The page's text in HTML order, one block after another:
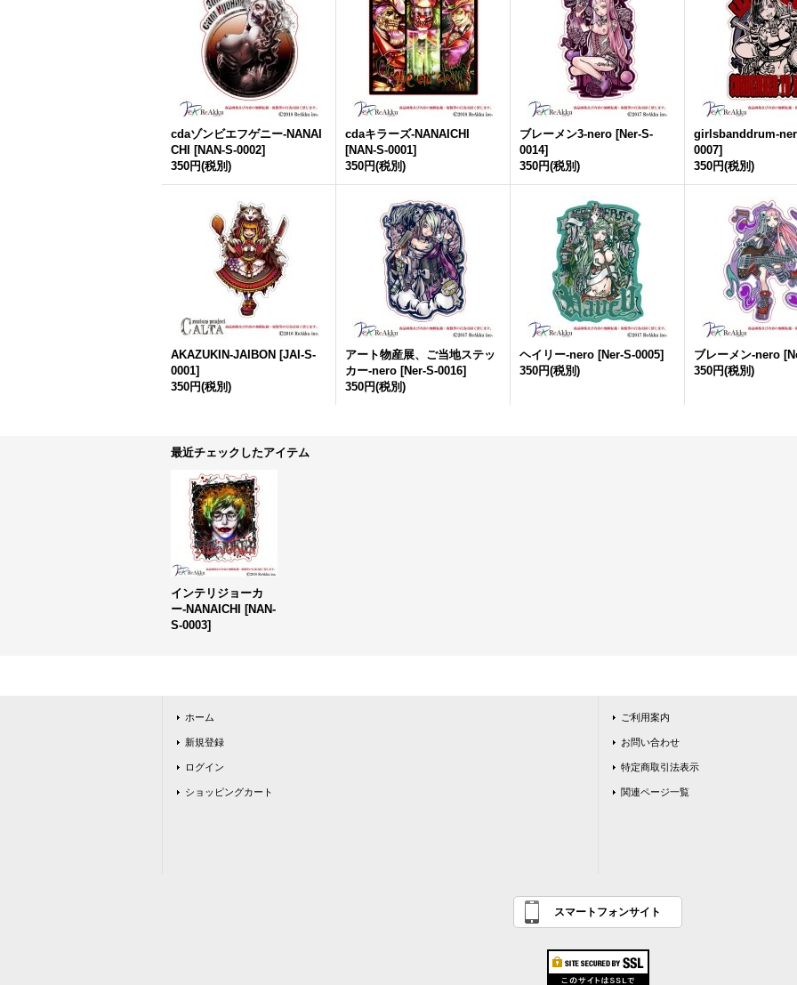
cdaゾンビエフゲニー-NANAI
CHI
[NAN-S-0002]
350円(税別)
cdaキラーズ-NANAICHI
[NAN-S-0001]
350円(税別)
ブレーメン3-nero [Ner-S-
0014]
350円(税別)
girlsbanddrum-
0007]
350円(税別)
AKAZUKIN-JAIBON [JAI-S-
0001]
350円(税別)
アート物産展、ご当地ステッ
カー-nero [Ner-S-0016]
350円(税別)
ヘイリー-nero [Ner-S-0005]
350円(税別)
ブレーメン-nero [
350円(税別)
最近チェックしたアイテム
インテリジョーカ
ー-NANAICHI
[NAN-
S-0003]
ホーム
新規登録
ログイン
ショッピングカート
ご利用案内
お問い合わせ
特定商取引法表示
関連ページ一覧
スマートフォンサイト